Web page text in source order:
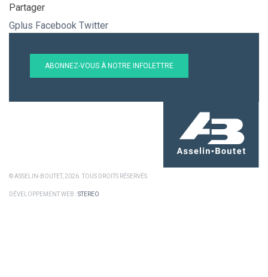
Partager
Gplus Facebook Twitter
ABONNEZ-VOUS À NOTRE INFOLETTRE
© ASSELIN-BOUTET, 2026. TOUS DROITS RÉSERVÉS.
DÉVELOPPEMENT WEB :STEREO